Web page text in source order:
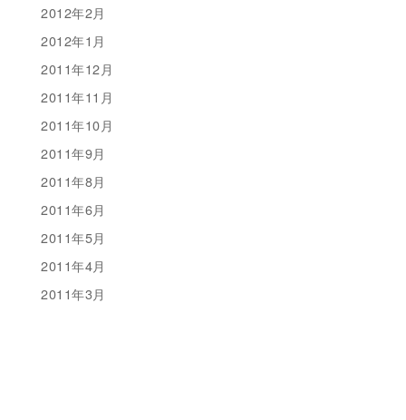
2012年2月
2012年1月
2011年12月
2011年11月
2011年10月
2011年9月
2011年8月
2011年6月
2011年5月
2011年4月
2011年3月